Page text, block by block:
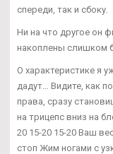
спереди, так и сбоку.
Ни на что другое он
накоплены слишком
О характеристике я
дадут… Видите, как
права, сразу
на трицепс вниз на
20 15-20 15-20 Ваш
стоп Жим ногами с